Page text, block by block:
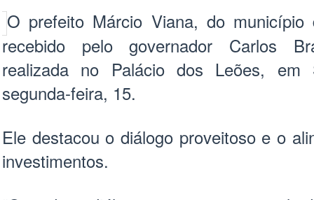
O prefeito Márcio Viana, do
recebido pelo governador Carlos
realizada no Palácio dos Leões,
segunda-feira, 15.
Ele destacou o diálogo proveitoso e o
investimentos.